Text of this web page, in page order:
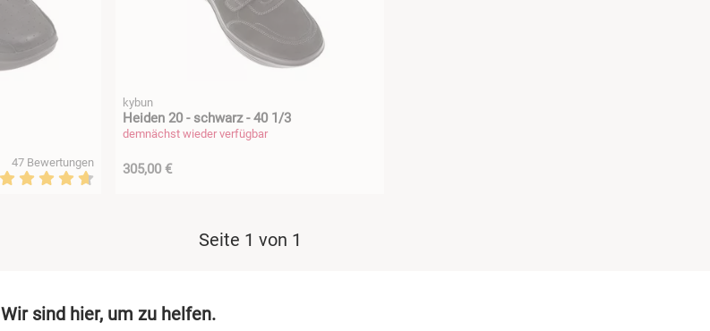
47 Bewertungen
kybun
Heiden 20 - schwarz - 40 1/3
demnächst wieder verfügbar
305,00 €
Seite 1 von 1
Wir sind hier, um zu helfen.